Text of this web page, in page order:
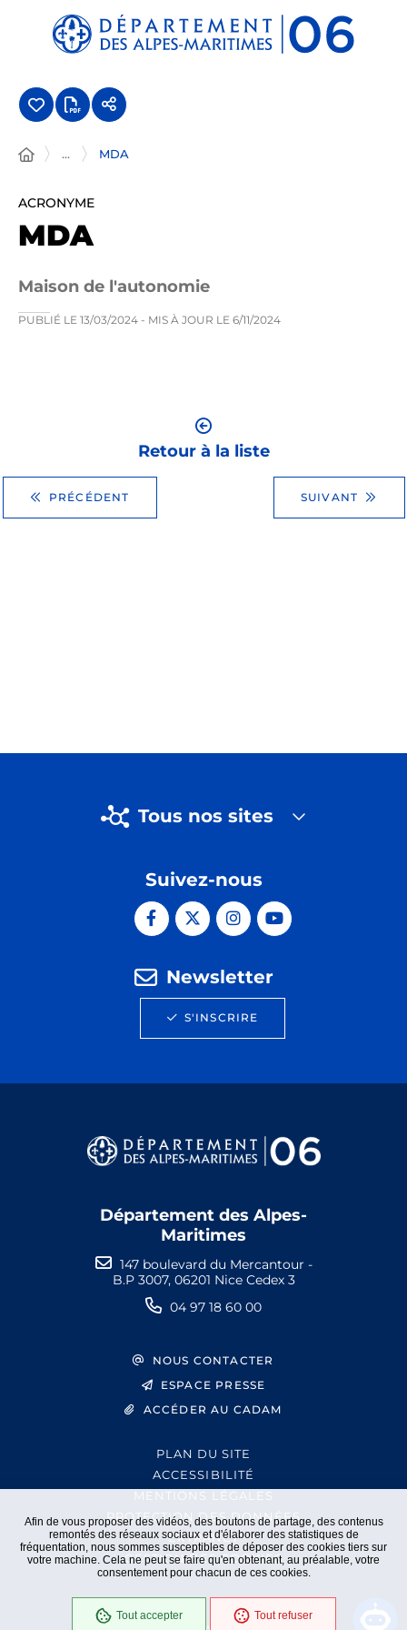
Panneau de gestion des cookies
Afin de vous proposer des vidéos, des boutons de partage, des contenus
remontés des réseaux sociaux et d'élaborer des statistiques de
fréquentation, nous sommes susceptibles de déposer des cookies tiers sur
votre machine. Cela ne peut se faire qu'en obtenant, au préalable, votre
consentement pour chacun de ces cookies.
Tout accepter Tout refuser
... MDA
ACRONYME
MDA
Maison de l'autonomie
PUBLIÉ LE 13/03/2024 - MIS À JOUR LE 6/11/2024
PRÉCÉDENT
Retour à la liste
SUIVANT
Tous nos sites
Suivez-nous
Newsletter
S'INSCRIRE
Département des Alpes-
Maritimes
147 boulevard du Mercantour -
B.P 3007, 06201 Nice Cedex 3
04 97 18 60 00
NOUS CONTACTER
ESPACE PRESSE
ACCÉDER AU CADAM
PLAN DU SITE
ACCESSIBILITÉ
MENTIONS LÉGALES
PROTECTION DES DONNÉES
EXTRANET
GESTION DES COOKIES